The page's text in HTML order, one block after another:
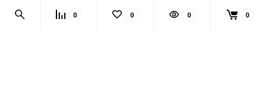
КОНТАКТЫ
0 0 0 0